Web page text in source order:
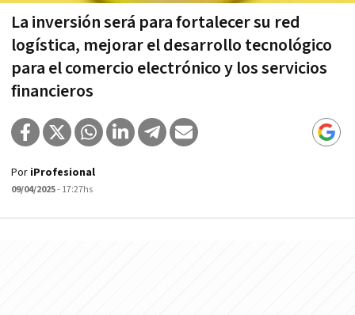
La inversión será para fortalecer su red
logística, mejorar el desarrollo tecnológico
para el comercio electrónico y los servicios
financieros
Por iProfesional
09/04/2025- 17:27hs